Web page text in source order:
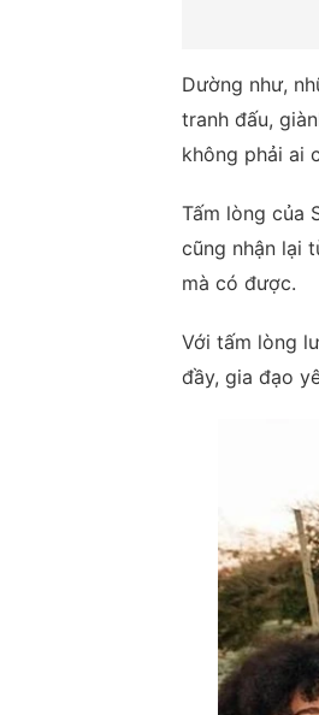
Dường như,
tranh đấu,
không phải ai
Tấm lòng của
cũng nhận lại
mà có được.
Với tấm lòng
đầy, gia đạo